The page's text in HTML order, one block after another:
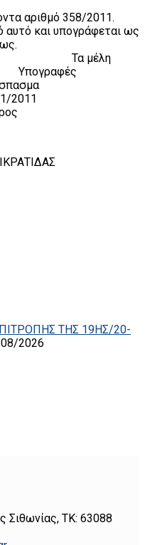
αριθμό 358/2011.
αυτό και υπογράφεται ως
Τα μέλη
2011
ΤΗΣ 19ΗΣ/20-
2026
Σιθωνίας, ΤΚ: 63088